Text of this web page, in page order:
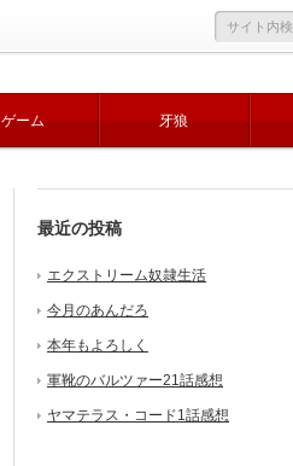
ゲーム 牙狼
最近の投稿
エクストリーム奴隷生活
今月のあんだろ
本年もよろしく
軍靴のバルツァー21話感想
ヤマテラス・コード1話感想